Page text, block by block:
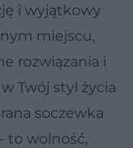
i wyjątkowy
miejscu,
rozwiązania i
Twój styl życia
soczewka
to wolność,